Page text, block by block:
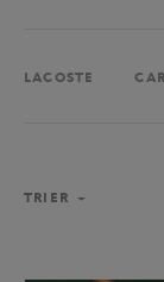
LACOSTE
TRIER